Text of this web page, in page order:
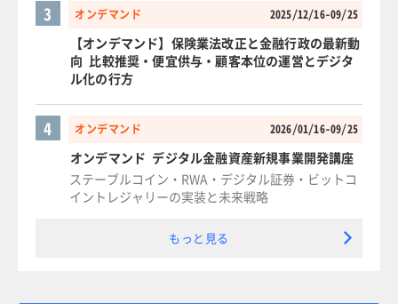
オンデマンド 2025/12/16-09/25
3
【オンデマンド】保険業法改正と金融行政の最新動
向 比較推奨・便宜供与・顧客本位の運営とデジタ
ル化の行方
オンデマンド 2026/01/16-09/25
4
オンデマンド デジタル金融資産新規事業開発講座
ステーブルコイン・RWA・デジタル証券・ビットコ
イントレジャリーの実装と未来戦略
もっと見る